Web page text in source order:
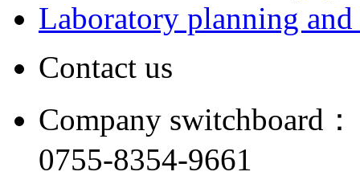
Laboratory planning and
Contact us
Company switchboard：
0755-8354-9661